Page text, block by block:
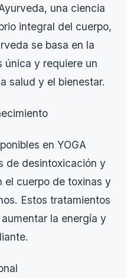
una ciencia
integral del cuerpo,
se basa en la
única y requiere un
salud y el bienestar.
en YOGA
de desintoxicación y
el cuerpo de toxinas y
Estos tratamientos
la energía y